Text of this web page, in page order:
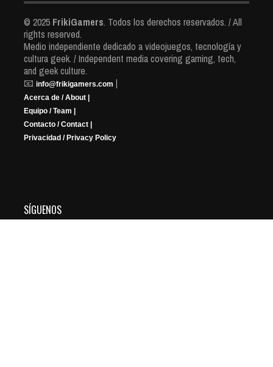
© 2025 FrikiGamers. Todos los derechos reservados. / All
rights reserved.
Medio independiente dedicado a videojuegos, tecnología y
cultura geek. / Independent media covering gaming, tech,
and geek culture.
📧 info@frikigamers.com |
Acerca de / About |
Equipo / Team |
Contacto / Contact |
Privacidad / Privacy Policy
SÍGUENOS